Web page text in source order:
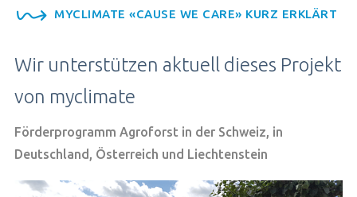
MYCLIMATE «CAUSE WE CARE» KURZ ERKLÄRT
Wir unterstützen aktuell dieses Projekt
von myclimate
Förderprogramm Agroforst in der Schweiz, in
Deutschland, Österreich und Liechtenstein